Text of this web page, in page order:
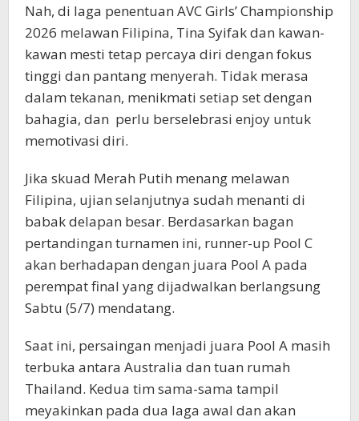
Nah, di laga penentuan AVC Girls’ Championship
2026 melawan Filipina, Tina Syifak dan kawan-
kawan mesti tetap percaya diri dengan fokus
tinggi dan pantang menyerah. Tidak merasa
dalam tekanan, menikmati setiap set dengan
bahagia, dan perlu berselebrasi enjoy untuk
memotivasi diri.
Jika skuad Merah Putih menang melawan
Filipina, ujian selanjutnya sudah menanti di
babak delapan besar. Berdasarkan bagan
pertandingan turnamen ini, runner-up Pool C
akan berhadapan dengan juara Pool A pada
perempat final yang dijadwalkan berlangsung
Sabtu (5/7) mendatang.
Saat ini, persaingan menjadi juara Pool A masih
terbuka antara Australia dan tuan rumah
Thailand. Kedua tim sama-sama tampil
meyakinkan pada dua laga awal dan akan